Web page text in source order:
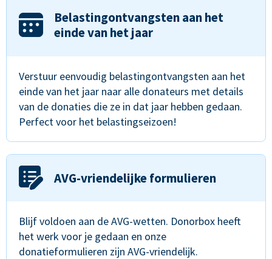
Belastingontvangsten aan het
einde van het jaar
Verstuur eenvoudig belastingontvangsten aan het
einde van het jaar naar alle donateurs met details
van de donaties die ze in dat jaar hebben gedaan.
Perfect voor het belastingseizoen!
AVG-vriendelijke formulieren
Blijf voldoen aan de AVG-wetten. Donorbox heeft
het werk voor je gedaan en onze
donatieformulieren zijn AVG-vriendelijk.